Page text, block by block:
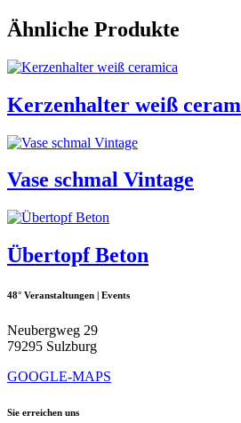
Ähnliche Produkte
Kerzenhalter weiß
Vase schmal Vintage
Übertopf Beton
48° Veranstaltungen | Events
Neubergweg 29
79295 Sulzburg
GOOGLE-MAPS
Sie erreichen uns